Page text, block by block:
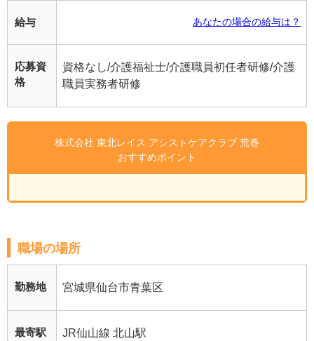
給与 あなたの場合の給与は？
応募資
格
資格なし/介護福祉士/介護職員初任者研修/介護
職員実務者研修
株式会社 東北レイス アシストケアクラブ 荒巻
おすすめポイント
職場の場所
勤務地 宮城県仙台市青葉区
最寄駅
JR仙山線 北山駅